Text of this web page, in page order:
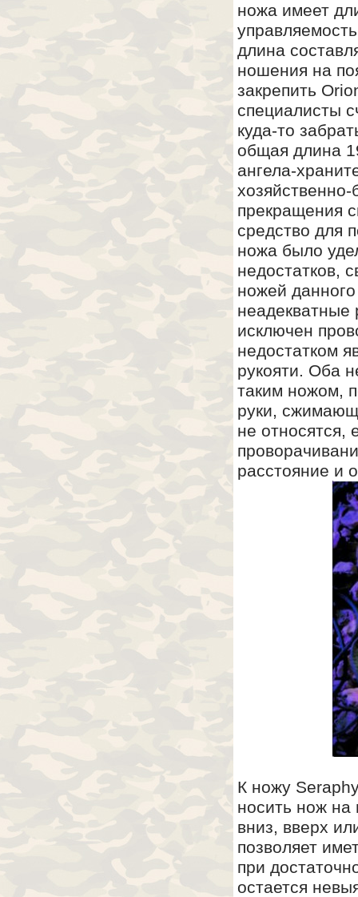
ножа имеет
длина
ношения на
закрепить
специалисты
куда-то
общая длина
ангела-
прекращения
средство для
ножа было
недостатков,
ножей
неадекватные
исключен
недостатком
рукояти. Оба
таким ножом,
руки,
не
расстояние и
К ножу
носить нож на
вниз, вверх
позволяет
при
остается